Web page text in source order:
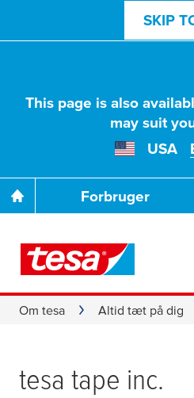
SKIP
This page is also
may suit
USA
Forbruger
Om tesa Altid tæt på dig
tesa tape inc.